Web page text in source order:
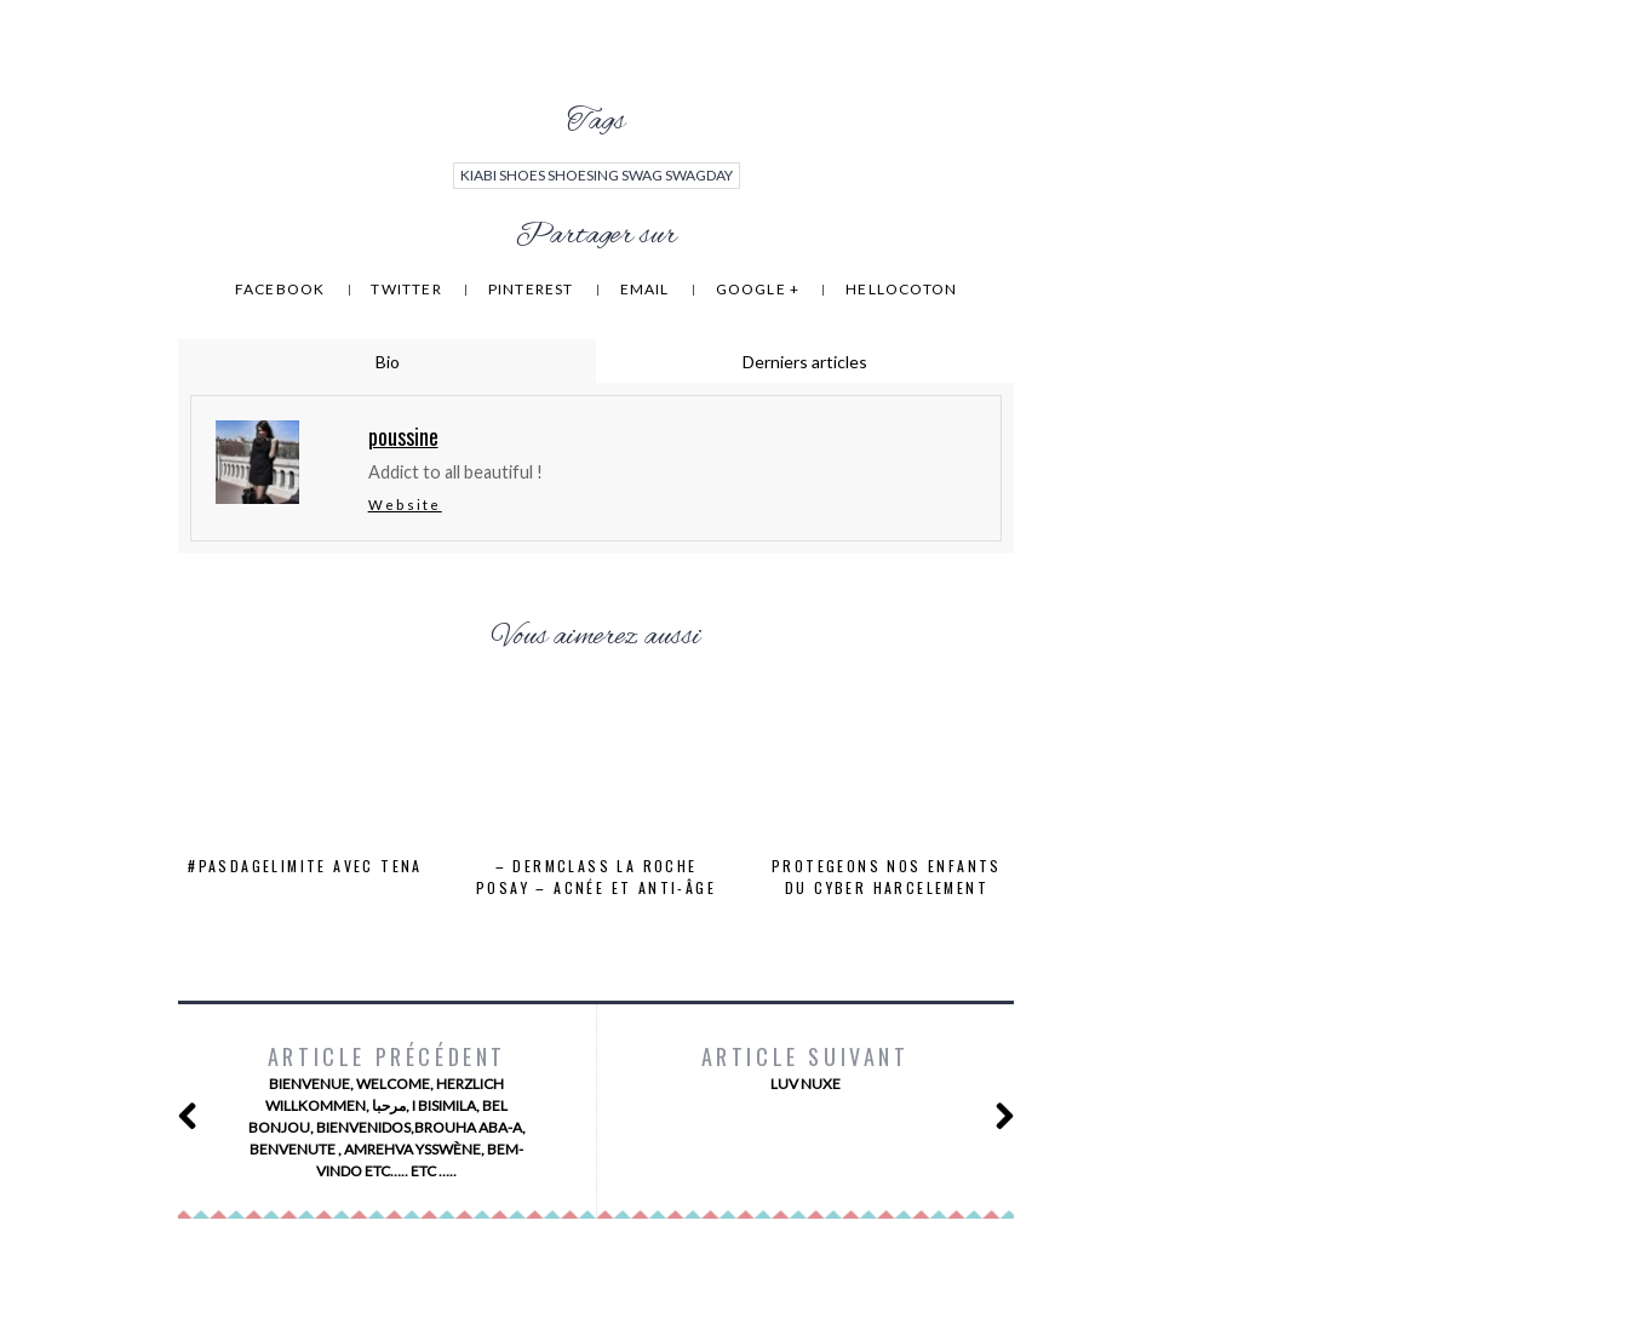
Tags
KIABI SHOES SHOESING SWAG SWAGDAY
Partager sur
FACEBOOK TWITTER PINTEREST EMAIL GOOGLE + HELLOCOTON
Bio Derniers articles
poussine
Addict to all beautiful !
Website
Vous aimerez aussi
#PASDAGELIMITE AVEC TENA
– DERMCLASS LA ROCHE
POSAY – ACNÉE ET ANTI-ÂGE
PROTEGEONS NOS ENFANTS
DU CYBER HARCELEMENT
ARTICLE PRÉCÉDENT
BIENVENUE, WELCOME, HERZLICH
WILLKOMMEN, مرحبا, I BISIMILA, BEL
BONJOU, BIENVENIDOS,BROUHA ABA-A,
BENVENUTE , AMREHVA YSSWÈNE, BEM-
VINDO ETC….. ETC …..
ARTICLE SUIVANT
LUV NUXE